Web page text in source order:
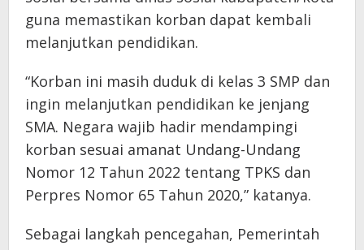
guna memastikan korban dapat kembali
melanjutkan pendidikan.
“Korban ini masih duduk di kelas 3 SMP dan
ingin melanjutkan pendidikan ke jenjang
SMA. Negara wajib hadir mendampingi
korban sesuai amanat Undang-Undang
Nomor 12 Tahun 2022 tentang TPKS dan
Perpres Nomor 65 Tahun 2020,” katanya.
Sebagai langkah pencegahan, Pemerintah